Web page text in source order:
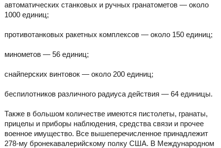
автоматических станковых и ручных гранатометов — около
1000 единиц;
противотанковых ракетных комплексов — около 150 единиц;
минометов — 56 единиц;
снайперских винтовок — около 200 единиц;
беспилотников различного радиуса действия — 64 единицы.
Также в большом количестве имеются пистолеты, гранаты,
прицелы и приборы наблюдения, средства связи и прочее
военное имущество. Все вышеперечисленное принадлежит
278-му бронекавалерийскому полку США. В Международном